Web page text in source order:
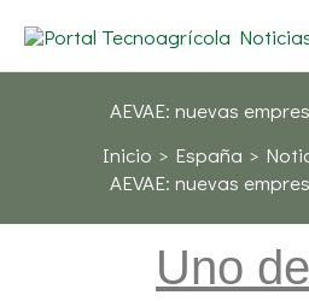
contenido
AEVAE: nuevas
Inicio
España
AEVAE: nuevas
Uno